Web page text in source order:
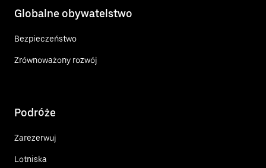
Globalne obywatelstwo
Bezpieczeństwo
Zrównoważony rozwój
Podróże
Zarezerwuj
Lotniska